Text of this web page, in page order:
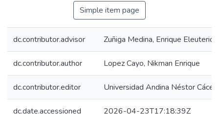
Simple item page
dc.contributor.advisor Zuñiga Medina, Enrique Eleuterio
dc.contributor.author Lopez Cayo, Nikman Enrique
dc.contributor.editor Universidad Andina Néstor
dc.date.accessioned 2026-04-23T17:18:39Z